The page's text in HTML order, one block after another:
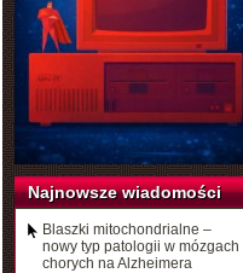
Najnowsze wiadomości
Blaszki mitochondrialne –
nowy typ patologii w mózgach
chorych na Alzheimera